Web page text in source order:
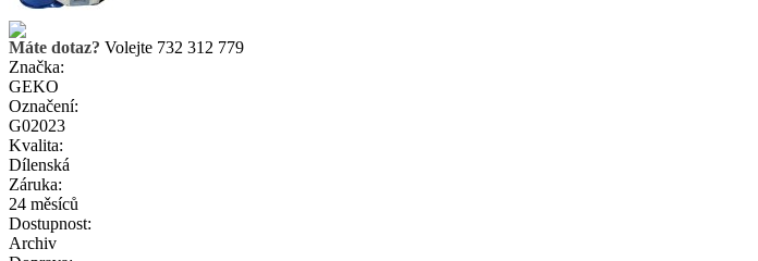
Máte dotaz? Volejte 732 312 779
Značka:
GEKO
Označení:
G02023
Kvalita:
Dílenská
Záruka:
24 měsíců
Dostupnost:
Archiv